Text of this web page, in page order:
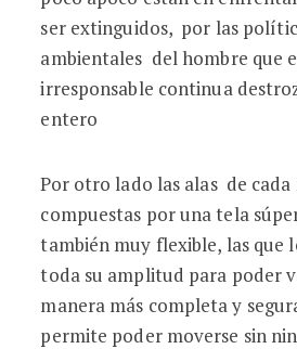
ser extinguidos, por las
ambientales del hombre que
irresponsable continua
entero
Por otro lado las alas de
compuestas por una tela
también muy flexible, las que
toda su amplitud para poder
manera más completa y
permite poder moverse sin